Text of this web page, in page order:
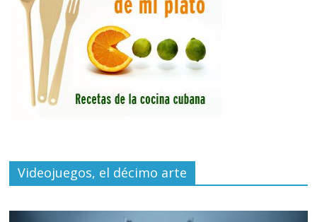
Videojuegos, el décimo arte